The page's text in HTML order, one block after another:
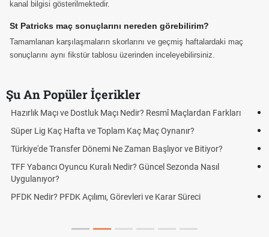
kanal bilgisi gösterilmektedir.
St Patricks maç sonuçlarını nereden görebilirim?
Tamamlanan karşılaşmaların skorlarını ve geçmiş haftalardaki maç
sonuçlarını aynı fikstür tablosu üzerinden inceleyebilirsiniz.
Şu An Popüler İçerikler
Puan Durumunda AG, OM ve Diğer Kısaltmalar Ne Anlama Gelir?
Skor Ne Demek? Sporda Skor ve Sonuç Kavramları
Futbol Nasıl Oynanır? Temel Futbol Kuralları
Deplasman Golü Kuralı Nedir? Hangi Organizasyonlarda
Uygulanıyor?
DGS Sonuçları Ne Zaman Açıklanacak 2026? ÖSYM Sonuç